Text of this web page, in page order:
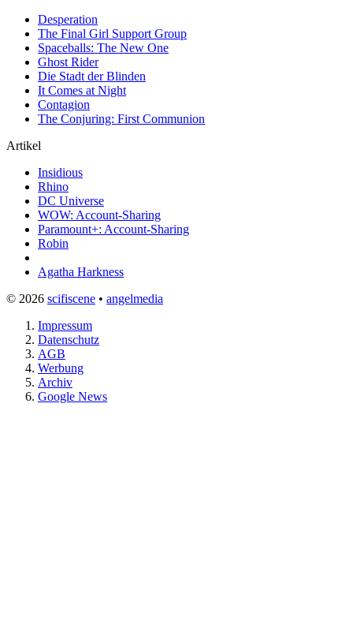
Desperation
The Final Girl Support Group
Spaceballs: The New One
Ghost Rider
Die Stadt der Blinden
It Comes at Night
Contagion
The Conjuring: First Communion
Artikel
Insidious
Rhino
DC Universe
WOW: Account-Sharing
Paramount+: Account-Sharing
Robin
Agatha Harkness
© 2026 scifiscene • angelmedia
Impressum
Datenschutz
AGB
Werbung
Archiv
Google News